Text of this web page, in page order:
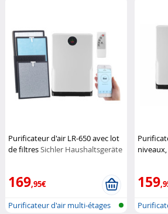
Purificateur d'air LR-650 avec lot
de filtresSichler Haushaltsgeräte
169,95€
Purificateur d'air multi-étages
159